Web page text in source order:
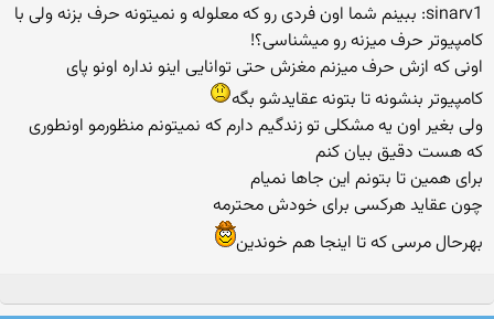
sinarv1: ببینم شما اون فردی رو که معلوله و نمیتونه حرف بزنه ولی با
کامپیوتر حرف میزنه رو میشناسی؟!
اونی که ازش حرف میزنم مغزش حتی توانایی اینو نداره اونو پای
کامپیوتر بنشونه تا بتونه عقایدشو بگه
ولی بغیر اون یه مشکلی تو زندگیم دارم که نمیتونم منظورمو اونطوری
که هست دقیق بیان کنم
برای همین تا بتونم این جاها نمیام
چون عقاید هرکسی برای خودش محترمه
بهرحال مرسی که تا اینجا هم خوندین